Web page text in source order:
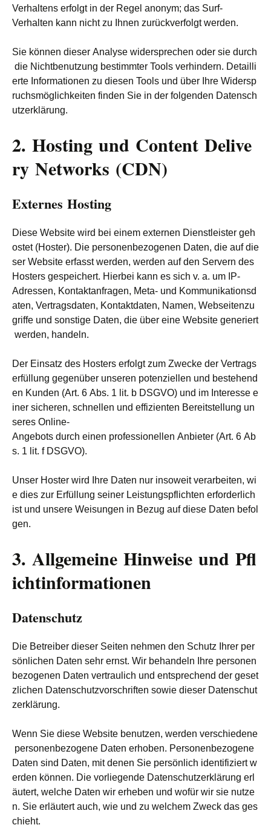
Verhaltens erfolgt in der Regel anonym; das Surf-
Verhalten kann nicht zu Ihnen zurückverfolgt werden.
Sie können dieser Analyse widersprechen oder sie durch
die Nichtbenutzung bestimmter Tools verhindern. Detailli
erte Informationen zu diesen Tools und über Ihre Widersp
ruchsmöglichkeiten finden Sie in der folgenden Datensch
utzerklärung.
2. Hosting und Content Delive
ry Networks (CDN)
Externes Hosting
Diese Website wird bei einem externen Dienstleister geh
ostet (Hoster). Die personenbezogenen Daten, die auf die
ser Website erfasst werden, werden auf den Servern des
Hosters gespeichert. Hierbei kann es sich v. a. um IP-
Adressen, Kontaktanfragen, Meta- und Kommunikationsd
aten, Vertragsdaten, Kontaktdaten, Namen, Webseitenzu
griffe und sonstige Daten, die über eine Website generiert
werden, handeln.
Der Einsatz des Hosters erfolgt zum Zwecke der Vertrags
erfüllung gegenüber unseren potenziellen und bestehend
en Kunden (Art. 6 Abs. 1 lit. b DSGVO) und im Interesse e
iner sicheren, schnellen und effizienten Bereitstellung un
seres Online-
Angebots durch einen professionellen Anbieter (Art. 6 Ab
s. 1 lit. f DSGVO).
Unser Hoster wird Ihre Daten nur insoweit verarbeiten, wi
e dies zur Erfüllung seiner Leistungspflichten erforderlich
ist und unsere Weisungen in Bezug auf diese Daten befol
gen.
3. Allgemeine Hinweise und Pfl
ichtinformationen
Datenschutz
Die Betreiber dieser Seiten nehmen den Schutz Ihrer per
sönlichen Daten sehr ernst. Wir behandeln Ihre personen
bezogenen Daten vertraulich und entsprechend der geset
zlichen Datenschutzvorschriften sowie dieser Datenschut
zerklärung.
Wenn Sie diese Website benutzen, werden verschiedene
personenbezogene Daten erhoben. Personenbezogene
Daten sind Daten, mit denen Sie persönlich identifiziert w
erden können. Die vorliegende Datenschutzerklärung erl
äutert, welche Daten wir erheben und wofür wir sie nutze
n. Sie erläutert auch, wie und zu welchem Zweck das ges
chieht.